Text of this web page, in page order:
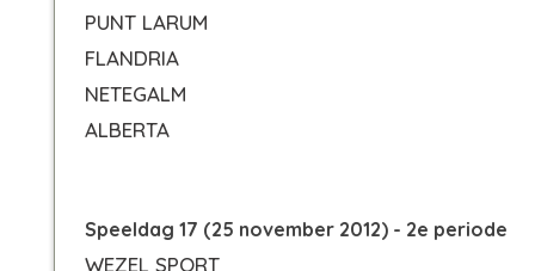
PUNT LARUM
FLANDRIA
NETEGALM
ALBERTA
Speeldag 17 (25 november 2012) - 2e periode
WEZEL SPORT